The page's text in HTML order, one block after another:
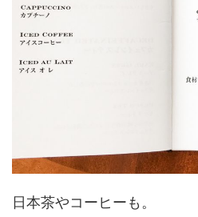
日本茶やコーヒーも。